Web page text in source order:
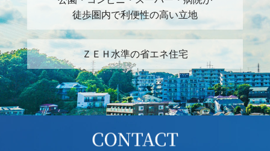
徒歩圏内で利便性の高い立地
ＺＥＨ水準の省エネ住宅